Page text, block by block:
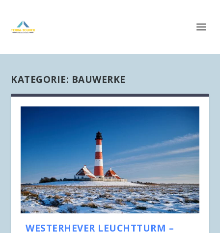
KATEGORIE: BAUWERKE
WESTERHEVER LEUCHTTURM –